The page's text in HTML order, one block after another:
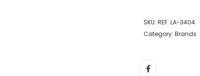
SKU: REF. LA-3404
Category: Brands